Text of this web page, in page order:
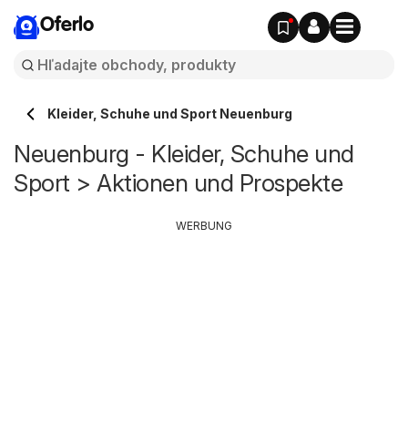
Oferlo
Kleider, Schuhe und Sport Neuenburg
Neuenburg - Kleider, Schuhe und
Sport > Aktionen und Prospekte
WERBUNG